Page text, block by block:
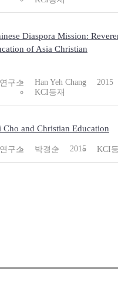
Diaspora Mission:
of Asia Christian
구소 Han Yeh Chang
2015
KCI등재
Cho and Christian Education
구소 박경순 2015 KCI